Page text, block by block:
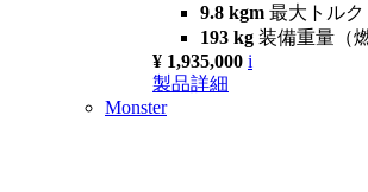
9.8 kgm 最大トルク
193 kg 装備重量（
¥ 1,935,000 i
製品詳細
Monster